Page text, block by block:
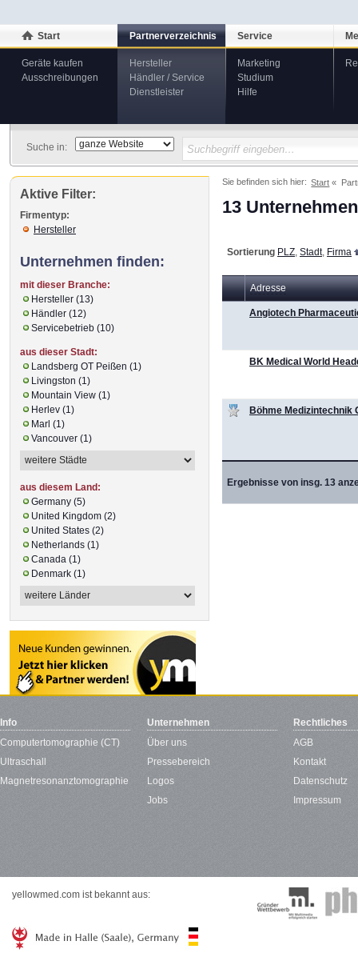
Start
Geräte kaufen
Ausschreibungen
Partnerverzeichnis
Hersteller
Händler / Service
Dienstleister
Service
Marketing
Studium
Hilfe
Suche in:
Sie befinden sich hier: Start
13
Sortierung PLZ Stadt, Firma
Adresse
Ergebnisse von insg. 13
Angiotech
BK Medical World
Böhme Medizintechnik
Aktive Filter:
Firmentyp:
Hersteller
Unternehmen finden:
mit dieser Branche:
Hersteller (13)
Händler (12)
Servicebetrieb (10)
aus dieser Stadt:
Landsberg OT Peißen (1)
Livingston (1)
Mountain View (1)
Herlev (1)
Marl (1)
Vancouver (1)
aus diesem Land:
Germany (5)
United Kingdom (2)
United States (2)
Netherlands (1)
Canada (1)
Denmark (1)
Info
Computertomographie (CT)
Ultraschall
Magnetresonanztomographie
Unternehmen
Über uns
Pressebereich
Logos
Jobs
Rechtliches
AGB
Kontakt
Datenschutz
Impressum
yellowmed.com ist bekannt aus: